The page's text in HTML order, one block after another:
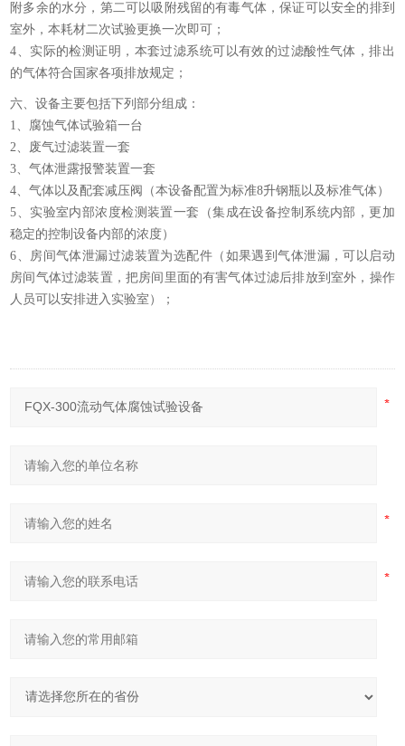
附多余的水分，第二可以吸附残留的有毒气体，保证可以安全的排到
室外，本耗材二次试验更换一次即可；
4、实际的检测证明，本套过滤系统可以有效的过滤酸性气体，排出
的气体符合国家各项排放规定；
六、设备主要包括下列部分组成：
1、腐蚀气体试验箱一台
2、废气过滤装置一套
3、气体泄露报警装置一套
4、气体以及配套减压阀（本设备配置为标准8升钢瓶以及标准气体）
5、实验室内部浓度检测装置一套（集成在设备控制系统内部，更加
稳定的控制设备内部的浓度）
6、房间气体泄漏过滤装置为选配件（如果遇到气体泄漏，可以启动
房间气体过滤装置，把房间里面的有害气体过滤后排放到室外，操作
人员可以安排进入实验室）；